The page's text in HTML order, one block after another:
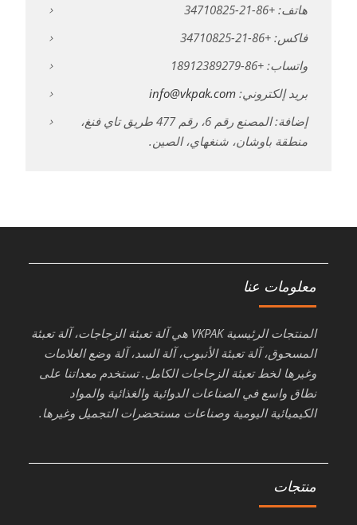
هاتف: +86-21-34710825
فاكس: +86-21-34710825
واتساب: +86-18912389279
بريد إلكتروني: info@vkpak.com
إضافة: المصنع رقم 6، رقم 477 طريق تاي فنغ،
منطقة باوشان، شنغهاي، الصين.
معلومات عنا
المنتجات الرئيسية VKPAK هي آلة تعبئة الزجاجات، آلة تعبئة
المسحوق، آلة تعبئة الأنبوب، آلة السد، آلة وضع العلامات
وغيرها لخط تعبئة الزجاجات الكامل. تستخدم معداتنا على
نطاق واسع في الصناعات الدوائية والغذائية والمواد
الكيميائية اليومية وصناعات مستحضرات التجميل وغيرها.
منتجات